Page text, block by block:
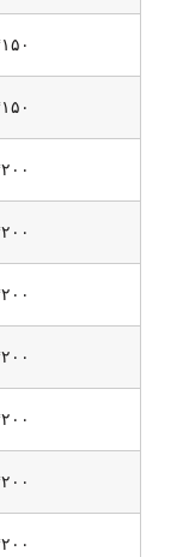
۱۵۰*۴۵
۱۵۰*۵۰
۲۰۰*۱۰
۲۰۰*۱۵
۲۰۰*۲۰
۲۰۰*۲۵
۲۰۰*۳۰
۲۰۰*۳۵
۲۰۰*۴۰